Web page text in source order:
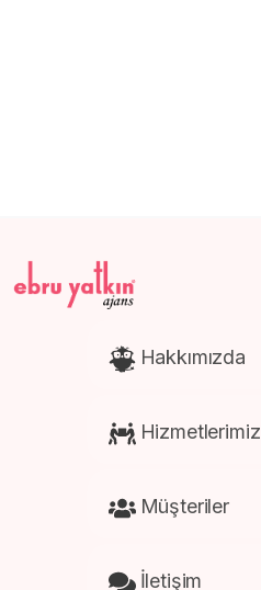
Hakkımızda
Hizmetlerimiz
Müşteriler
İletişim